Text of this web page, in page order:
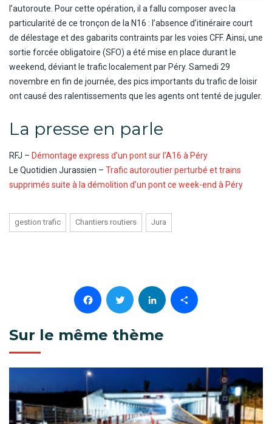
l’autoroute. Pour cette opération, il a fallu composer avec la
particularité de ce tronçon de la N16 : l’absence d’itinéraire court
de délestage et des gabarits contraints par les voies CFF. Ainsi, une
sortie forcée obligatoire (SFO) a été mise en place durant le
weekend, déviant le trafic localement par Péry. Samedi 29
novembre en fin de journée, des pics importants du trafic de loisir
ont causé des ralentissements que les agents ont tenté de juguler.
La presse en parle
RFJ – Démontage express d’un pont sur l’A16 à Péry
Le Quotidien Jurassien – Trafic autoroutier perturbé et trains
supprimés suite à la démolition d’un pont ce week-end à Péry
gestion trafic Chantiers routiers Jura
Facebook
Twitter
LinkedIn
Partager
Sur le même thème